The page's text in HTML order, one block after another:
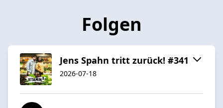
Folgen
Jens Spahn tritt zurück! #341
2026-07-18